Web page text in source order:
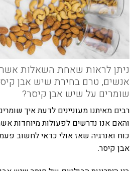
ניתן לראות שאחת השאלות
אנשים, טרם בחירת שיש אבן
שומרים על שיש אבן קיסר?
רבים מאיתנו מעוניינים לדעת איך
והאם אנו נדרשים לפעולות מיוחדות
כוח ואנרגיה שאז אולי כדאי לחשוב
אבן קיסר.